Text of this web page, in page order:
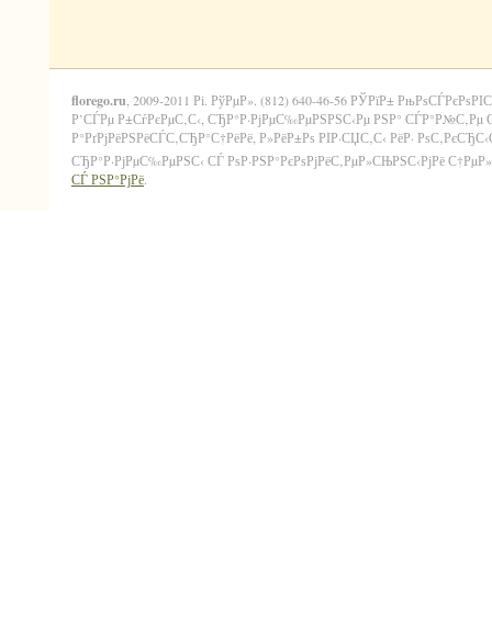
florego.ru , 2009-2011 Рі. РўРµР». (812) 640-46-56 РЎРїР±
Р’СЃРµ Р±СѓРєРµС‚С‹, СЂР°Р·РјРµС‰РµРЅРЅС‹Рµ РЅР°
Р°РґРјРёРЅРёСЃС‚СЂР°С†РёРё, Р»РёР±Рѕ РІР·СЏС‚С‹ РёР·
СЂР°Р·РјРµС‰РµРЅС‹ СЃ РѕР·РЅР°РєРѕРјРёС‚РµР»СЊРЅС‹РјРё
СЃ РЅР°РјРё